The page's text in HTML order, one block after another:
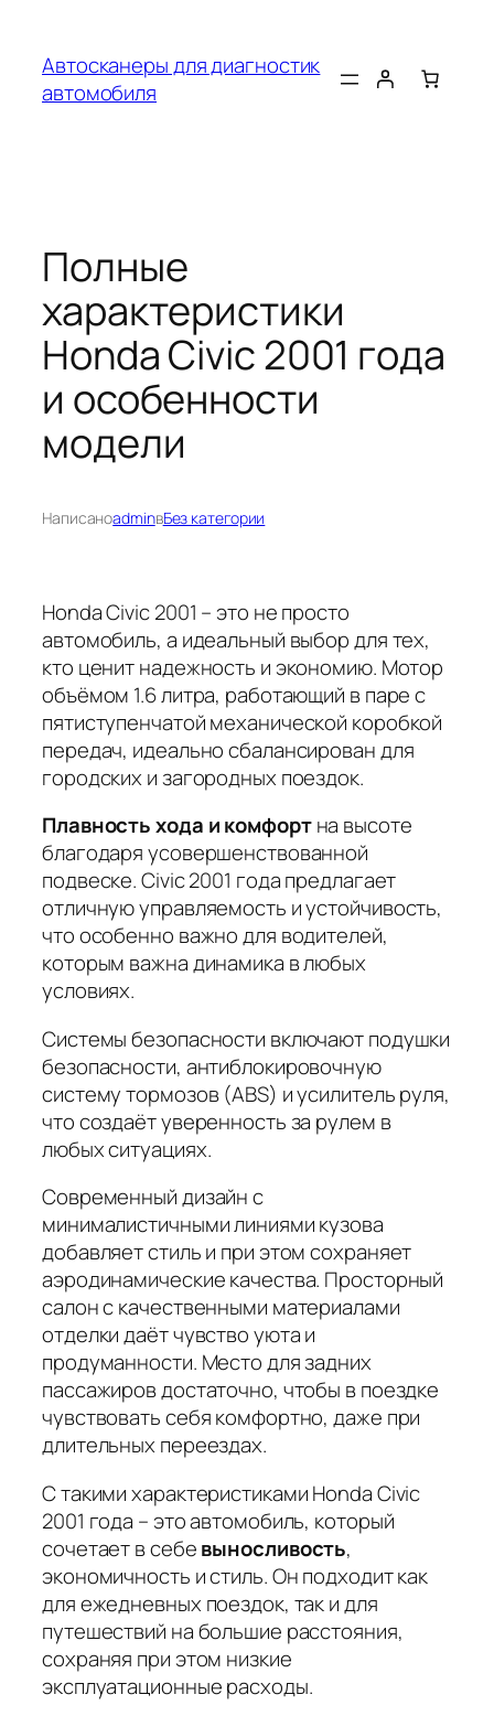
содержимому
Автосканеры для диагностик
автомобиля
Полные
характеристики
Honda Civic 2001 года
и особенности
модели
НаписаноadminвБез категории
Honda Civic 2001 – это не просто
автомобиль, а идеальный выбор для тех,
кто ценит надежность и экономию. Мотор
объёмом 1.6 литра, работающий в паре с
пятиступенчатой механической коробкой
передач, идеально сбалансирован для
городских и загородных поездок.
Плавность хода и комфортна высоте
благодаря усовершенствованной
подвеске. Civic 2001 года предлагает
отличную управляемость и устойчивость,
что особенно важно для водителей,
которым важна динамика в любых
условиях.
Системы безопасности включают подушки
безопасности, антиблокировочную
систему тормозов (ABS) и усилитель руля,
что создаёт уверенность за рулем в
любых ситуациях.
Современный дизайнс
минималистичными линиями кузова
добавляет стиль и при этом сохраняет
аэродинамические качества. Просторный
салон с качественными материалами
отделки даёт чувство уюта и
продуманности. Место для задних
пассажиров достаточно, чтобы в поездке
чувствовать себя комфортно, даже при
длительных переездах.
С такими характеристиками Honda Civic
2001 года – это автомобиль, который
сочетает в себевыносливость,
экономичность и стиль. Он подходит как
для ежедневных поездок, так и для
путешествий на большие расстояния,
сохраняя при этом низкие
эксплуатационные расходы.